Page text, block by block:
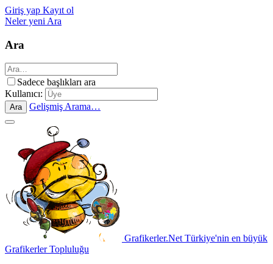
Giriş yap Kayıt ol
Neler yeni Ara
Ara
Sadece başlıkları ara
Kullanıcı:
Ara Gelişmiş Arama…
Grafikerler.Net Türkiye'nin en büyük
Grafikerler Topluluğu